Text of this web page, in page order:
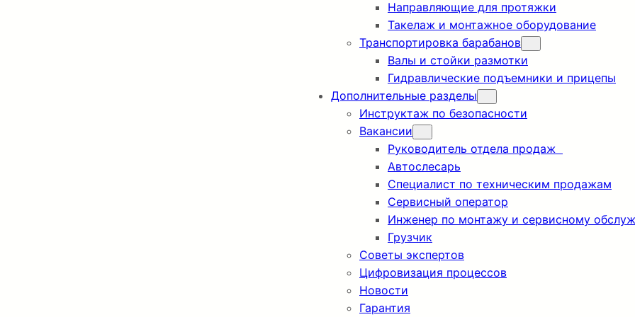
Направляющие для протяжки
Такелаж и монтажное оборудование
Транспортировка барабанов
Валы и стойки размотки
Гидравлические подъемники и прицепы
Дополнительные разделы
Инструктаж по безопасности
Вакансии
Руководитель отдела продаж
Автослесарь
Специалист по техническим продажам
Сервисный оператор
Инженер по монтажу и сервисному
Грузчик
Советы экспертов
Цифровизация процессов
Новости
Гарантия